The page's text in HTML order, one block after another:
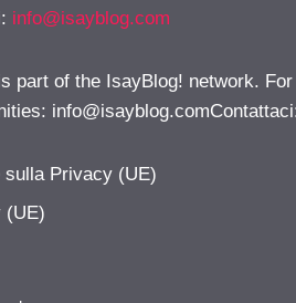
info@isayblog.com
part of the IsayBlog! network.
info@isayblog.comContattaci
sulla Privacy (UE)
(UE)